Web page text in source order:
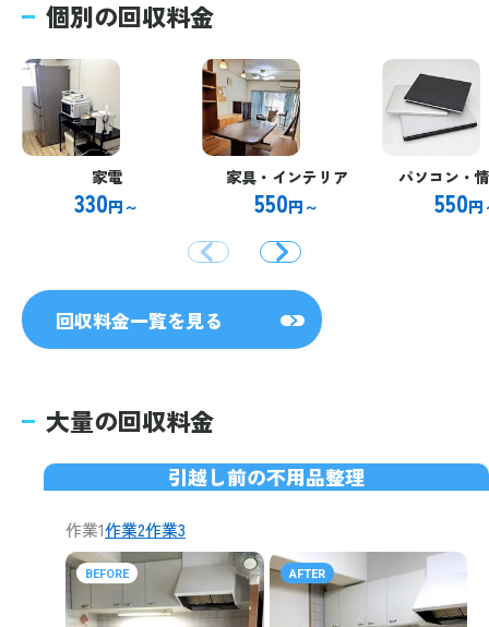
個別の回収料金
家電
330円～
家具・インテリア
550円～
パソコン・
550円
回収料金一覧を見る
大量の回収料金
引越し前の不用品整理
作業1作業2作業3
BEFORE AFTER